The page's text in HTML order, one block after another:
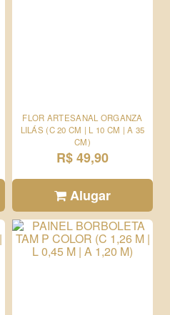
FLOR ARTESANAL ORGANZA
LILÁS (C 20 CM | L 10 CM | A 35
CM)
R$ 49,90
Alugar